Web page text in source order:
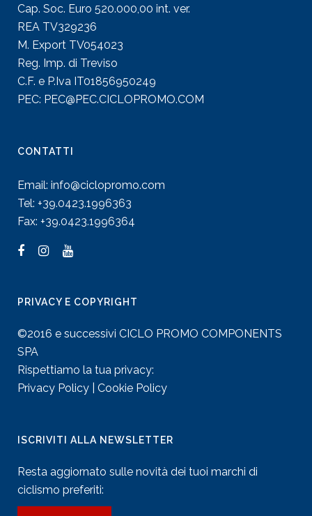
Cap. Soc. Euro 520.000,00 int. ver.
REA TV329236
M. Export TV054023
Reg. Imp. di Treviso
C.F. e P.Iva IT01856950249
PEC: PEC@PEC.CICLOPROMO.COM
CONTATTI
Email: info@ciclopromo.com
Tel: +39.0423.1996363
Fax: +39.0423.1996364
PRIVACY E COPYRIGHT
©2016 e successivi CICLO PROMO COMPONENTS
SPA
Rispettiamo la tua privacy:
Privacy Policy
Cookie Policy
ISCRIVITI ALLA NEWSLETTER
Resta aggiornato sulle novità dei tuoi marchi di
ciclismo preferiti: